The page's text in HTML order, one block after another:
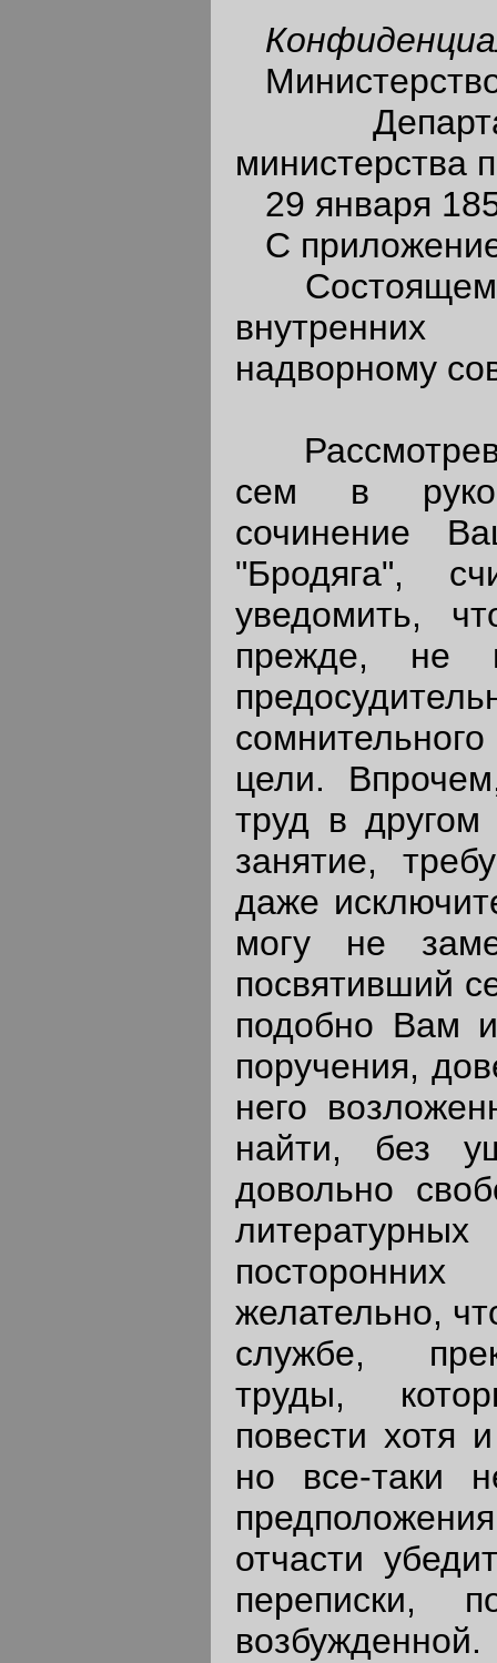
министерства
29 января
С
надворному
сем в
сочинение
"Бродяга",
уведомить,
прежде,
цели.
труд в
занятие,
даже
могу не
посвятивший
подобно Вам
поручения,
него
найти, без
довольно
желательно,
службе,
труды,
повести хотя
но все-таки
отчасти
переписки,
возбужденной.